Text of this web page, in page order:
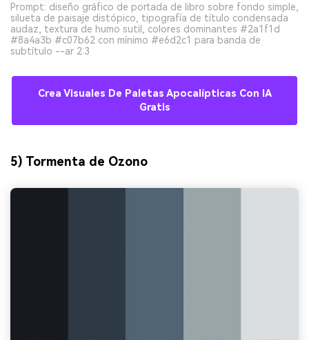
Prompt: diseño gráfico de portada de libro sobre fondo simple,
silueta de paisaje distópico, tipografía de título condensada
audaz, textura de humo sutil, colores dominantes #2a1f1d
#8a4a3b #c07b62 con mínimo #e6d2c1 para banda de
subtítulo --ar 2:3
Crea Visuales De Paletas Apocalípticas Con IA
Gratis
5) Tormenta de Ozono